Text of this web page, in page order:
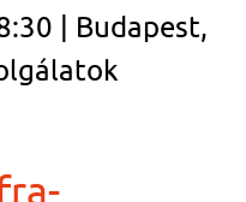
| Budapest,